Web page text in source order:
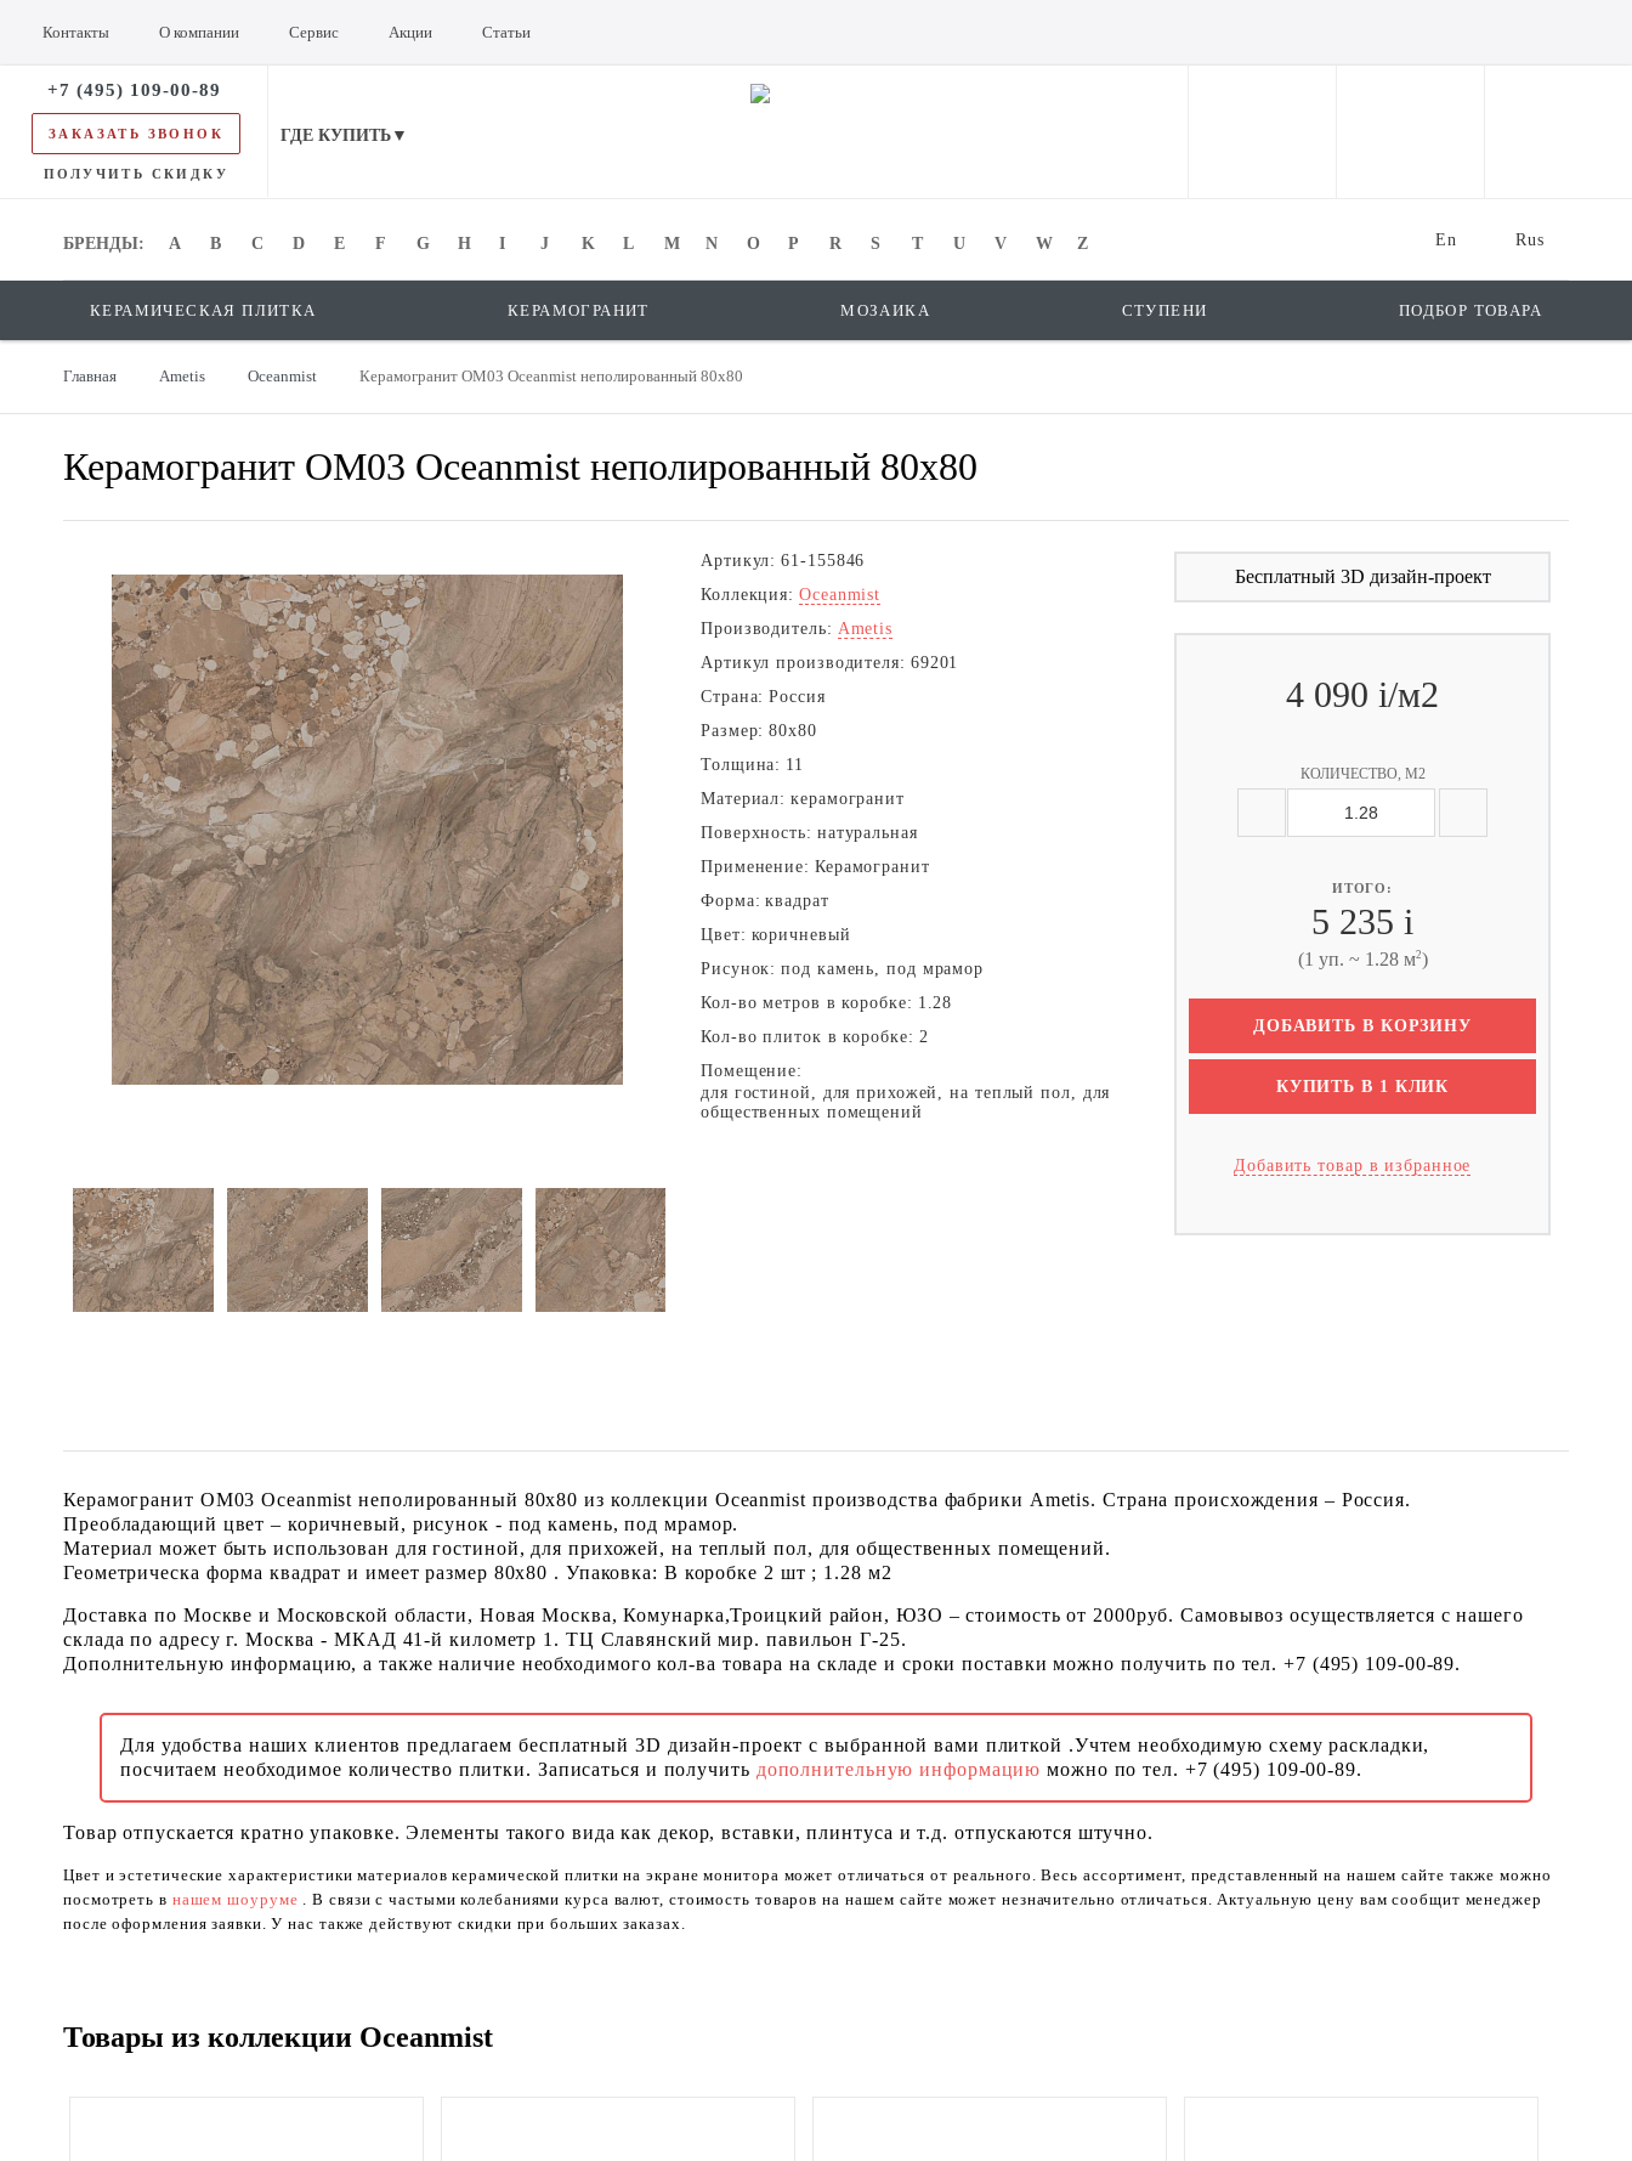
Контакты О компании Сервис Акции Статьи
+7 (495) 109-00-89
ЗАКАЗАТЬ ЗВОНОК
ПОЛУЧИТЬ СКИДКУ
ГДЕ КУПИТЬ▼
Rus
En
БРЕНДЫ: A B C D E F G H I J K L M N O P R S T U V W Z
БРЕНДЫ:
КЕРАМИЧЕСКАЯ ПЛИТКА КЕРАМОГРАНИТ МОЗАИКА СТУПЕНИ ПОДБОР ТОВАРА
Главная Ametis Oceanmist Керамогранит OM03 Oceanmist неполированный 80x80
Керамогранит OM03 Oceanmist неполированный 80x80
Артикул: 61-155846
Коллекция: Oceanmist
Производитель: Ametis
Артикул производителя: 69201
Страна: Россия
Размер: 80x80
Толщина: 11
Материал: керамогранит
Поверхность: натуральная
Применение: Керамогранит
Форма: квадрат
Цвет: коричневый
Рисунок: под камень, под мрамор
Кол-во метров в коробке: 1.28
Кол-во плиток в коробке: 2
Помещение:
для гостиной, для прихожей, на теплый пол, для
общественных помещений
Бесплатный 3D дизайн-проект
4 090 i/м2
КОЛИЧЕСТВО, М2
ИТОГО:
5 235 i
(1 уп. ~ 1.28 м2)
ДОБАВИТЬ В КОРЗИНУ
КУПИТЬ В 1 КЛИК
Добавить товар в избранное
Керамогранит OM03 Oceanmist неполированный 80x80 из коллекции Oceanmist производства фабрики Ametis. Страна происхождения – Россия.
Преобладающий цвет – коричневый, рисунок - под камень, под мрамор.
Материал может быть использован для гостиной, для прихожей, на теплый пол, для общественных помещений.
Геометрическа форма квадрат и имеет размер 80x80 . Упаковка: В коробке 2 шт ; 1.28 м2
Доставка по Москве и Московской области, Новая Москва, Комунарка,Троицкий район, ЮЗО – стоимость от 2000руб. Самовывоз осуществляется с нашего
склада по адресу г. Москва - МКАД 41-й километр 1. ТЦ Славянский мир. павильон Г-25.
Дополнительную информацию, а также наличие необходимого кол-ва товара на складе и сроки поставки можно получить по тел. +7 (495) 109-00-89.
Для удобства наших клиентов предлагаем бесплатный 3D дизайн-проект с выбранной вами плиткой .Учтем необходимую схему раскладки,
посчитаем необходимое количество плитки. Записаться и получить дополнительную информациюможно по тел. +7 (495) 109-00-89.
Товар отпускается кратно упаковке. Элементы такого вида как декор, вставки, плинтуса и т.д. отпускаются штучно.
Цвет и эстетические характеристики материалов керамической плитки на экране монитора может отличаться от реального. Весь ассортимент, представленный на нашем сайте также можно
посмотреть в нашем шоуруме . В связи с частыми колебаниями курса валют, стоимость товаров на нашем сайте может незначительно отличаться. Актуальную цену вам сообщит менеджер
после оформления заявки. У нас также действуют скидки при больших заказах.
Товары из коллекции Oceanmist